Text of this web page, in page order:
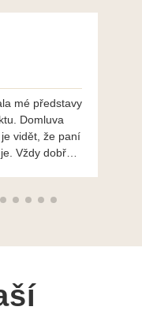
mé představy
Domluva
vidět, že paní
Vždy dobře a
požádání